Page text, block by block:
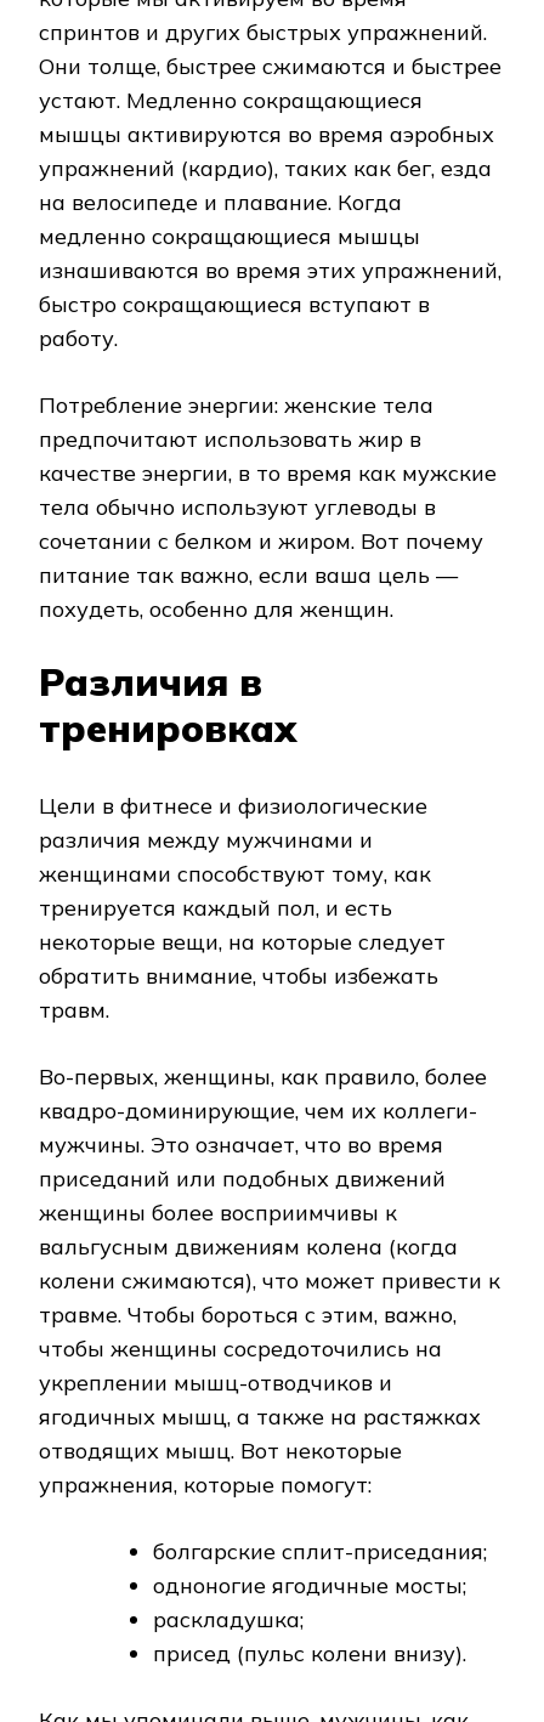
спринтов и других быстрых упражнений.
Они толще, быстрее сжимаются и быстрее
устают. Медленно сокращающиеся
мышцы активируются во время аэробных
упражнений (кардио), таких как бег, езда
на велосипеде и плавание. Когда
медленно сокращающиеся мышцы
изнашиваются во время этих упражнений,
быстро сокращающиеся вступают в
работу.
Потребление энергии: женские тела
предпочитают использовать жир в
качестве энергии, в то время как мужские
тела обычно используют углеводы в
сочетании с белком и жиром. Вот почему
питание так важно, если ваша цель —
похудеть, особенно для женщин.
Различия в
тренировках
Цели в фитнесе и физиологические
различия между мужчинами и
женщинами способствуют тому, как
тренируется каждый пол, и есть
некоторые вещи, на которые следует
обратить внимание, чтобы избежать
травм.
Во-первых, женщины, как правило, более
квадро-доминирующие, чем их коллеги-
мужчины. Это означает, что во время
приседаний или подобных движений
женщины более восприимчивы к
вальгусным движениям колена (когда
колени сжимаются), что может привести к
травме. Чтобы бороться с этим, важно,
чтобы женщины сосредоточились на
укреплении мышц-отводчиков и
ягодичных мышц, а также на растяжках
отводящих мышц. Вот некоторые
упражнения, которые помогут:
болгарские сплит-приседания;
одноногие ягодичные мосты;
раскладушка;
присед (пульс колени внизу).